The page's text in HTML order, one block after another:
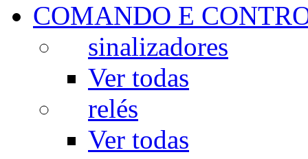
COMANDO E
sinalizadores
Ver todas
relés
Ver todas